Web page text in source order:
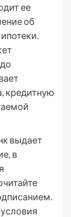
ее
об
кредитную
выдает
в